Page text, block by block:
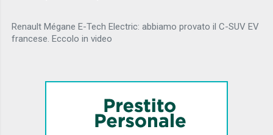
Renault Mégane E-Tech Electric: abbiamo provato il C-SUV EV
francese. Eccolo in video